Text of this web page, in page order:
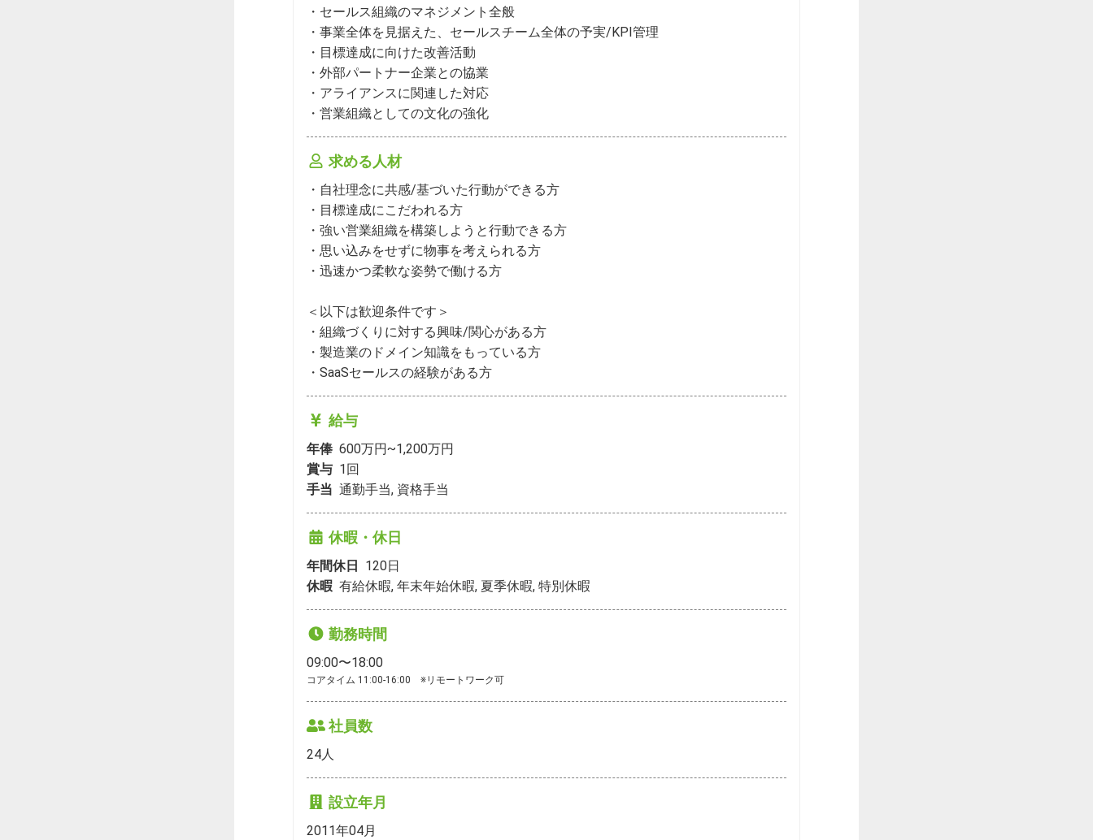
・セールス組織のマネジメント全般
・事業全体を見据えた、セールスチーム全体の予実/KPI管理
・目標達成に向けた改善活動
・外部パートナー企業との協業
・アライアンスに関連した対応
・営業組織としての文化の強化
求める人材
・自社理念に共感/基づいた行動ができる方
・目標達成にこだわれる方
・強い営業組織を構築しようと行動できる方
・思い込みをせずに物事を考えられる方
・迅速かつ柔軟な姿勢で働ける方
＜以下は歓迎条件です＞
・組織づくりに対する興味/関心がある方
・製造業のドメイン知識をもっている方
・SaaSセールスの経験がある方
給与
年俸 600万円~1,200万円
賞与 1回
手当 通勤手当, 資格手当
休暇・休日
年間休日 120日
休暇 有給休暇, 年末年始休暇, 夏季休暇, 特別休暇
勤務時間
09:00〜18:00
コアタイム 11:00-16:00　※リモートワーク可
社員数
24人
設立年月
2011年04月